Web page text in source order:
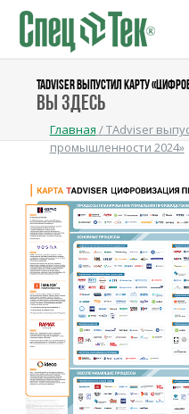
TADVISER ВЫПУСТИЛ КАРТУ
Вы здесь
Главная /TAdviser
промышленности 2024»